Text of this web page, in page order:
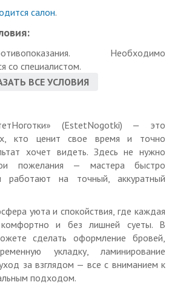
салон.
Необходимо
со специалистом.
на одного человека.
10 купонов по данной акции.
суммируется с другими скидками и
необходимо предъявить
купон с уникальным номером на
распечатанном виде.
запись по телефону или в
с 10:00 до 21:00.
ИП Ярош Надежда
ВСЕ УСЛОВИЯ
(EstetNogotki) — это
кто ценит свое время и точно
хочет видеть. Здесь не нужно
пожелания — мастера быстро
работают на точный, аккуратный
уюта и спокойствия, где каждая
и без лишней суеты. В
сделать оформление бровей,
укладку, ламинирование
за взглядом — все с вниманием к
подходом.